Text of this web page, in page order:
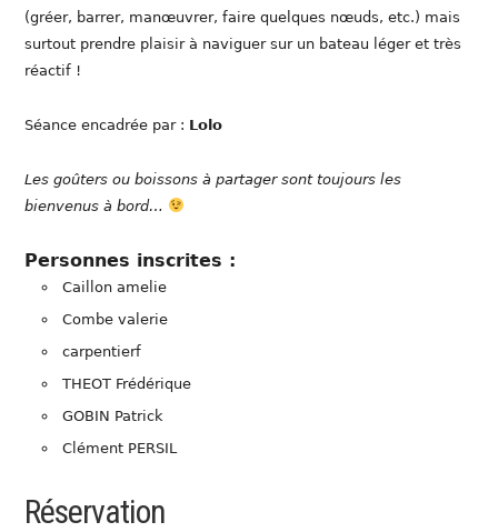
(gréer, barrer, manœuvrer, faire quelques nœuds, etc.) mais
surtout prendre plaisir à naviguer sur un bateau léger et très
réactif !
Séance encadrée par : Lolo
Les goûters ou boissons à partager sont toujours les
bienvenus à bord…
Personnes inscrites :
Caillon amelie
Combe valerie
carpentierf
THEOT Frédérique
GOBIN Patrick
Clément PERSIL
Réservation